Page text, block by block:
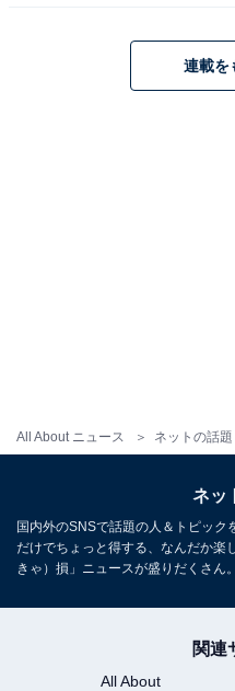
All About ニュース ネットの話題
連載を
ネッ
国内外のSNSで話題の人＆トピック
だけでちょっと得する、なんだか楽
きゃ）損」ニュースが盛りだくさん。
関連
All About